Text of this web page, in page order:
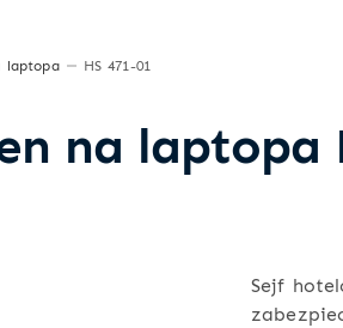
laptopa HS 471-01
na laptopa
Sejf